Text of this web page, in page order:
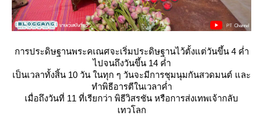
การประดิษฐานพระคเณศจะเริ่มประดิษฐานไว้ตั้งแต่วันขึ้น 4 ค่ำ
ไปจนถึงวันขึ้น 14 ค่ำ
เป็นเวลาทั้งสิ้น 10 วัน ในทุก ๆ วันจะมีการชุมนุมกันสวดมนต์ และ
ทำพิธีอารตีในเวลาค่ำ
เมื่อถึงวันที่ 11 ที่เรียกว่า พิธีวิสรชัน หรือการส่งเทพเจ้ากลับ
เทวโลก